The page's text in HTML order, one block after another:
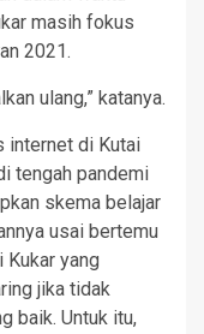
masih fokus
2021.
ulang,” katanya.
internet di Kutai
tengah pandemi
skema belajar
usai bertemu
Kukar yang
jika tidak
baik. Untuk itu,